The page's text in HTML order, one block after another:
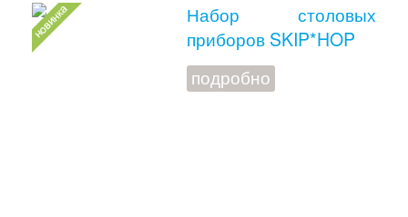
Набор столовых
приборов SKIP*HOP
подробно